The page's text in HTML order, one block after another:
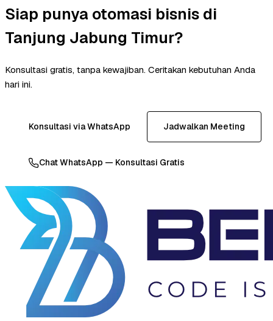
Siap punya otomasi bisnis di
Tanjung Jabung Timur?
Konsultasi gratis, tanpa kewajiban. Ceritakan kebutuhan Anda
hari ini.
Konsultasi via WhatsApp Jadwalkan Meeting
Chat WhatsApp — Konsultasi Gratis